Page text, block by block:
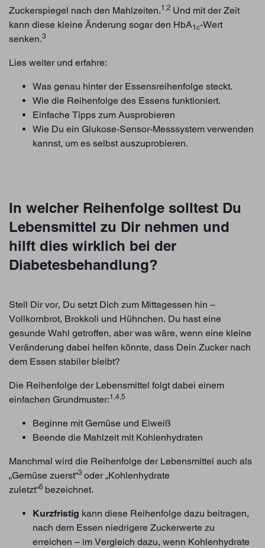
Zuckerspiegel nach den Mahlzeiten.1,2 Und mit der Zeit
kann diese kleine Änderung sogar den HbA1c-Wert
senken.3
Lies weiter und erfahre:
Was genau hinter der Essensreihenfolge steckt.
Wie die Reihenfolge des Essens funktioniert.
Einfache Tipps zum Ausprobieren
Wie Du ein Glukose-Sensor-Messsystem verwenden
kannst, um es selbst auszuprobieren.
In welcher Reihenfolge solltest Du
Lebensmittel zu Dir nehmen und
hilft dies wirklich bei der
Diabetesbehandlung?
Stell Dir vor, Du setzt Dich zum Mittagessen hin –
Vollkornbrot, Brokkoli und Hühnchen. Du hast eine
gesunde Wahl getroffen, aber was wäre, wenn eine kleine
Veränderung dabei helfen könnte, dass Dein Zucker nach
dem Essen stabiler bleibt?
Die Reihenfolge der Lebensmittel folgt dabei einem
einfachen Grundmuster:1,4,5
Beginne mit Gemüse und Eiweiß
Beende die Mahlzeit mit Kohlenhydraten
Manchmal wird die Reihenfolge der Lebensmittel auch als
„Gemüse zuerst“3 oder „Kohlenhydrate
zuletzt“6 bezeichnet.
Kurzfristig kann diese Reihenfolge dazu beitragen,
nach dem Essen niedrigere Zuckerwerte zu
erreichen – im Vergleich dazu, wenn Kohlenhydrate